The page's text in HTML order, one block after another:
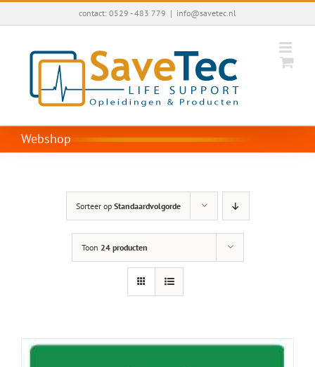
Ga
contact: 0529 - 483 779 | info@savetec.nl
Webshop
Sorteer op Standaardvolgorde
Toon 24 producten